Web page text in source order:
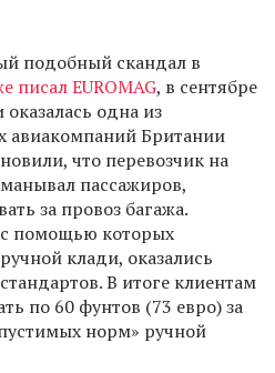
подобный скандал в
писал EUROMAG, в сентябре
одна из
Британии
что перевозчик на
пассажиров,
за провоз багажа.
помощью которых
клади, оказались
В итоге клиентам
по 60 фунтов (73 евро) за
норм» ручной